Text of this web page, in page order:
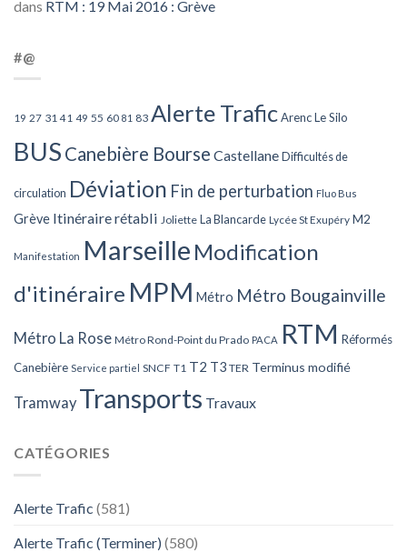
dans RTM : 19 Mai 2016 : Grève
#@
19 27 31 41 49 55 60 81 83 Alerte TraficArenc Le Silo
BUS Canebière Bourse Castellane Difficultés de
circulation Déviation Fin de perturbation Fluo Bus
Grève Itinéraire rétabli Joliette La Blancarde Lycée St Exupéry M2
Manifestation Marseille Modification
d'itinéraire MPM Métro Métro Bougainville
Métro La Rose Métro Rond-Point du Prado PACA RTM Réformés
Canebière Service partiel SNCF T1 T2 T3 TER Terminus modifié
Tramway Transports Travaux
CATÉGORIES
Alerte Trafic (581)
Alerte Trafic (Terminer) (580)